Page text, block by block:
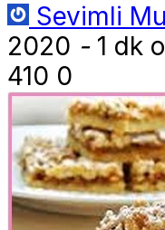
Sevimli
2020 -1 dk
410 0